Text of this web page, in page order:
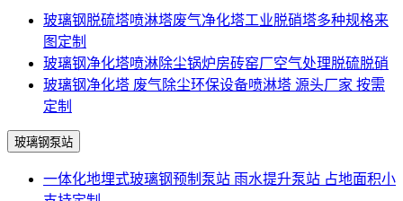
玻璃钢脱硫塔喷淋塔废气净化塔工业脱硝塔多种规格来
图定制
玻璃钢净化塔喷淋除尘锅炉房砖窑厂空气处理脱硫脱硝
玻璃钢净化塔 废气除尘环保设备喷淋塔 源头厂家 按需
定制
玻璃钢泵站
一体化地埋式玻璃钢预制泵站 雨水提升泵站 占地面积小